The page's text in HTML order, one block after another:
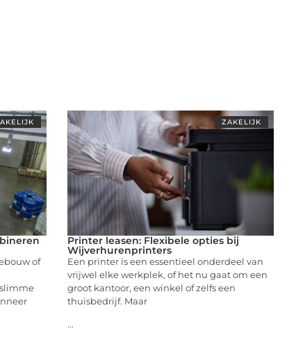
of
ZAKELIJK
Printer leasen: Flexibele opties bij
Wijverhurenprinters
Een printer is een essentieel onderdeel van
vrijwel elke werkplek, of het nu gaat om een
groot kantoor, een winkel of zelfs een
thuisbedrijf. Maar
...